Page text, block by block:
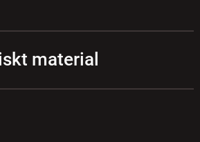
material